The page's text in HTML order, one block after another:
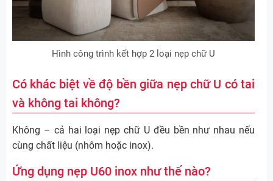
Hình công trình kết hợp 2 loại nẹp chữ U
Có khác biệt về độ bền giữa nẹp chữ U có tai
và không tai không?
Không – cả hai loại nẹp chữ U đều bền như nhau nếu
cùng chất liệu (nhôm hoặc inox).
Ứng dụng nẹp U60 inox như thế nào?